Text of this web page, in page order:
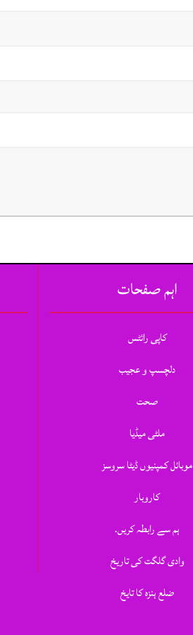
اہم صفحات
کاپی رائٹس
دلچسپ و عجیب
صحت
ملٹی میڈیا
موبائل کمپنیوں ڈیٹا سروسز
کاروبار
ہم سے رابطہ کریں.
وادی گلگت کی تاریخ
ضلع ہنزہ کا تایخ